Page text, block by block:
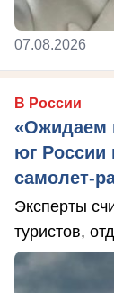
07.08.2026
В России
«Ожидаем
юг
самолет-
Эксперты
туристов,